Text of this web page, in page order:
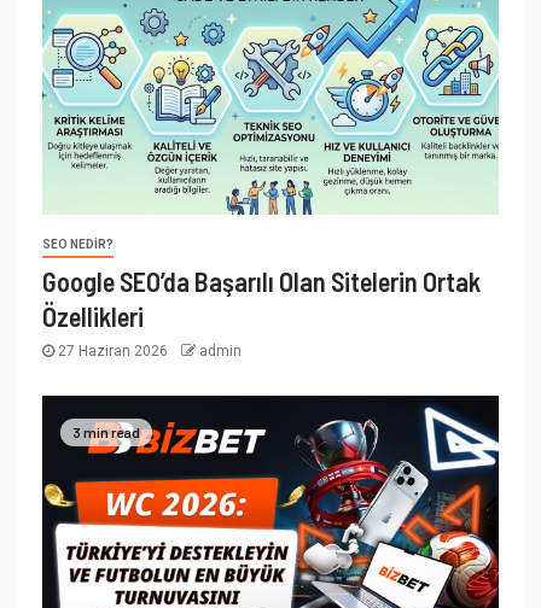
SEO NEDIR?
Google SEO’da Başarılı Olan Sitelerin Ortak
Özellikleri
27 Haziran 2026 admin
3 min read